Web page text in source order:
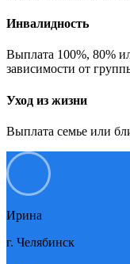
Инвалидность
Выплата 100%, 80%
зависимости от
Уход из жизни
Выплата семье или
Ирина
г. Челябинск